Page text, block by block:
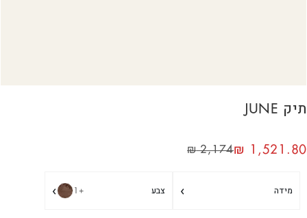
תיק JUNE
₪2,174₪ 1,521.80
מידה › צבע +1
›